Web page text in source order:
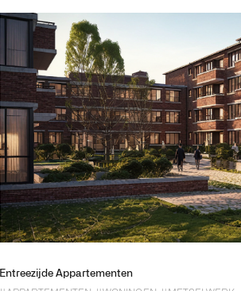
Entreezijde Appartementen